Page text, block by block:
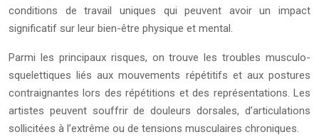
conditions de travail uniques qui peuvent avoir un impact
significatif sur leur bien-être physique et mental.
Parmi les principaux risques, on trouve les troubles musculo-
squelettiques liés aux mouvements répétitifs et aux postures
contraignantes lors des répétitions et des représentations. Les
artistes peuvent souffrir de douleurs dorsales, d’articulations
sollicitées à l’extrême ou de tensions musculaires chroniques.